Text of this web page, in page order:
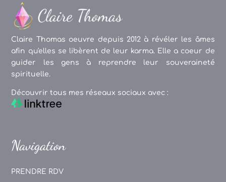
Claire Thomas oeuvre depuis 2012 à révéler les âmes
afin qu'elles se libèrent de leur karma. Elle a coeur de
guider les gens à reprendre leur souveraineté
spirituelle.
Découvrir tous mes réseaux sociaux avec :
Navigation
PRENDRE RDV